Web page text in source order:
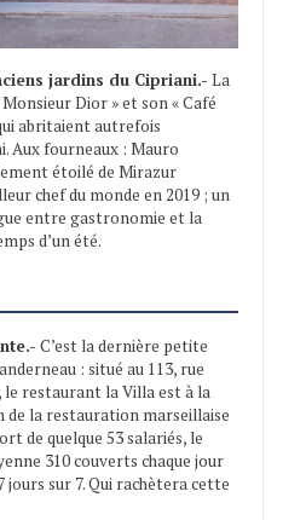
jardins du Cipriani.- La
Dior » et son « Café
abritaient autrefois
Aux fourneaux : Mauro
étoilé de Mirazur
chef du monde en 2019 ; un
entre gastronomie et la
d’un été.
C’est la dernière petite
: situé au 113, rue
restaurant la Villa est à la
la restauration marseillaise
de quelque 53 salariés, le
310 couverts chaque jour
jours sur 7. Qui rachètera cette